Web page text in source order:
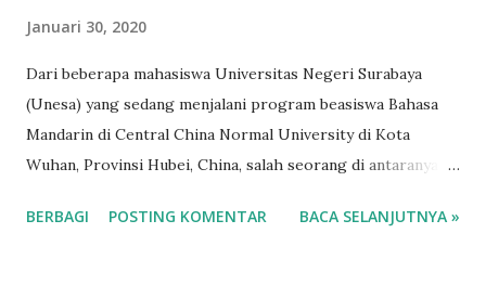
Januari 30, 2020
Dari beberapa mahasiswa Universitas Negeri Surabaya
(Unesa) yang sedang menjalani program beasiswa Bahasa
Mandarin di Central China Normal University di Kota
Wuhan, Provinsi Hubei, China, salah seorang di antaranya
tersebut bernama Fitra Suryaning Wulan (22), yang
BERBAGI POSTING KOMENTAR BACA SELANJUTNYA »